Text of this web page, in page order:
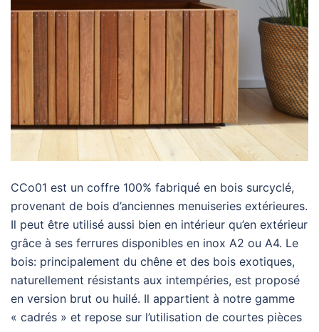
CCo01 est un coffre 100% fabriqué en bois surcyclé,
provenant de bois d’anciennes menuiseries extérieures.
Il peut être utilisé aussi bien en intérieur qu’en extérieur
grâce à ses ferrures disponibles en inox A2 ou A4. Le
bois: principalement du chêne et des bois exotiques,
naturellement résistants aux intempéries, est proposé
en version brut ou huilé. Il appartient à notre gamme
« cadrés » et repose sur l’utilisation de courtes pièces